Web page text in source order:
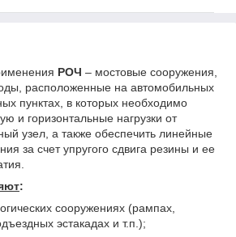
РОЧ – мостовые сооружения,
расположенные на автомобильных
пунктах, в которых необходимо
и горизонтальные нагрузки от
узел, а также обеспечить линейные
за счет упругого сдвига резины и ее
:
сооружениях (рампах,
эстакадах и т.п.);